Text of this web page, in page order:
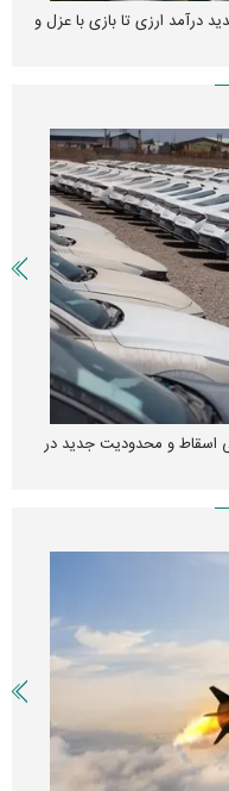
درآمد ارزی تا بازی با عزل و
اسقاط و محدودیت جدید در